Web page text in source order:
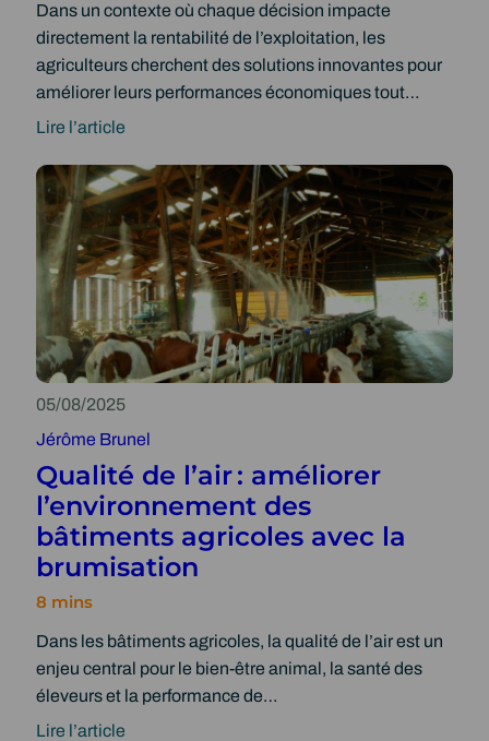
t
r
i
e
e
H
a
u
t
e
P
r
i
o
n
Dans un contexte où chaque décision impacte
directement la rentabilité de l’exploitation, les
agriculteurs cherchent des solutions innovantes pour
améliorer leurs performances économiques tout…
Lire l’article
R
n
t
a
b
i
l
e
x
p
l
t
a
t
05/08/2025
Jérôme Brunel
Qualité de l’air : améliorer
l’environnement des
bâtiments agricoles avec la
brumisation
Dans les bâtiments agricoles, la qualité de l’air est un
enjeu central pour le bien-être animal, la santé des
éleveurs et la performance de…
Lire l’article